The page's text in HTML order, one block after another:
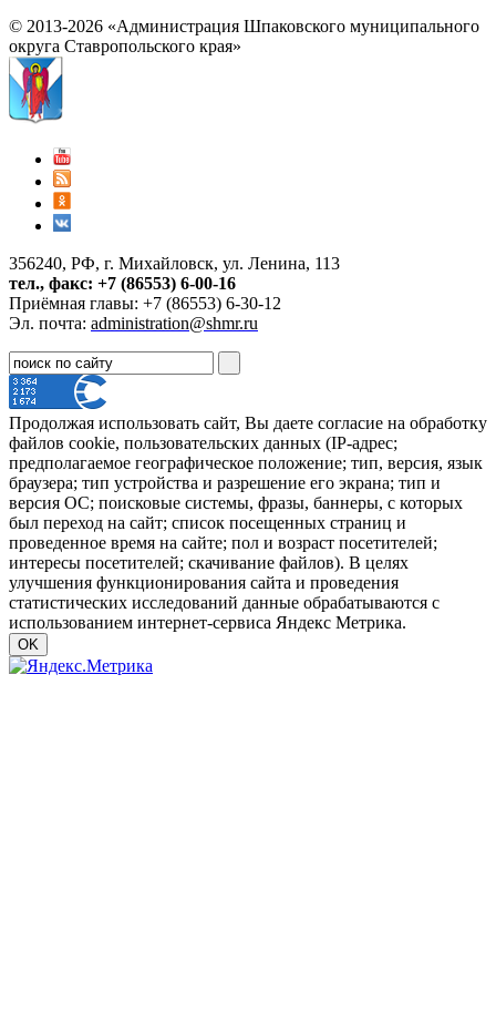
© 2013-2026 «Администрация Шпаковского муниципального
округа Ставропольского края»
356240, РФ, г. Михайловск, ул. Ленина, 113
тел., факс: +7 (86553) 6-00-16
Приёмная главы: +7 (86553) 6-30-12
Эл. почта: administration@shmr.ru
Продолжая использовать сайт, Вы даете согласие на обработку
файлов cookie, пользовательских данных (IP-адрес;
предполагаемое географическое положение; тип, версия, язык
браузера; тип устройства и разрешение его экрана; тип и
версия ОС; поисковые системы, фразы, баннеры, с которых
был переход на сайт; список посещенных страниц и
проведенное время на сайте; пол и возраст посетителей;
интересы посетителей; скачивание файлов). В целях
улучшения функционирования сайта и проведения
статистических исследований данные обрабатываются с
использованием интернет-сервиса Яндекс Метрика.
OK